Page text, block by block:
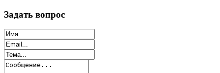
Задать вопрос